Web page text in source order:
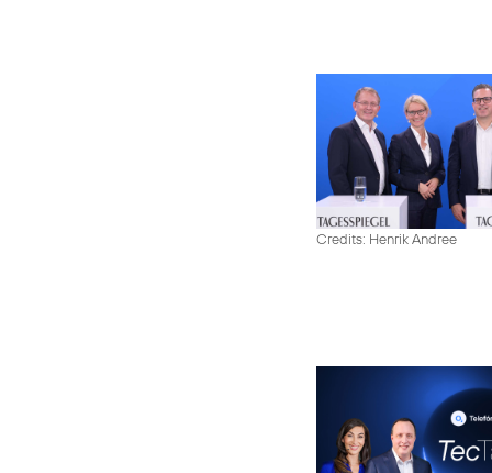
Credits: Henrik Andree